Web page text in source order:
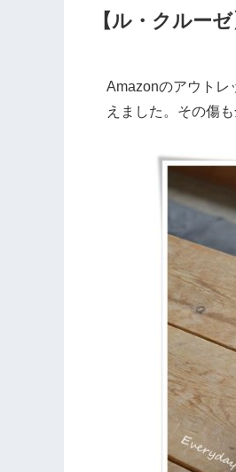
【ル・クルー
Amazonのアウトレ
えました。その傷